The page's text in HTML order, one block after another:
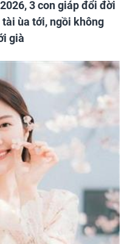
3 con giáp đổi đời
ùa tới, ngồi không
già